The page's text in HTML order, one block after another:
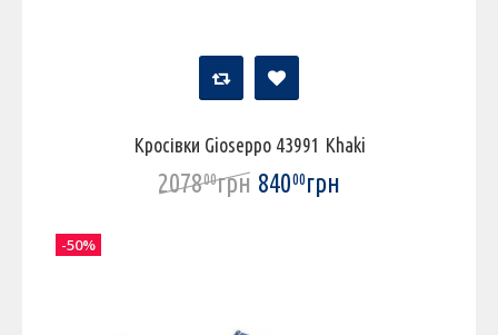
Кросівки Gioseppo 43991 Khaki
207800грн 84000грн
-50%